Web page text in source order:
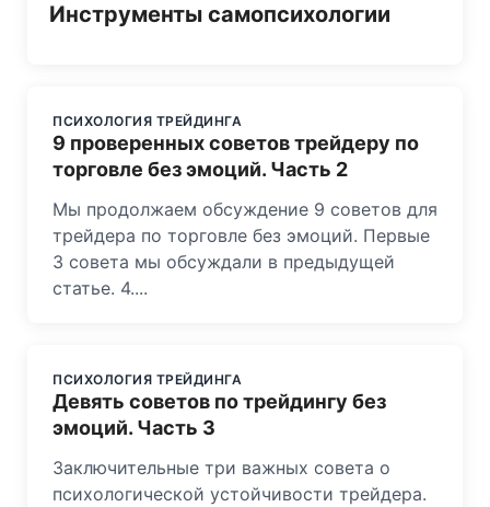
Инструменты самопсихологии
ПСИХОЛОГИЯ ТРЕЙДИНГА
9 проверенных советов трейдеру по
торговле без эмоций. Часть 2
Мы продолжаем обсуждение 9 советов для
трейдера по торговле без эмоций. Первые
3 совета мы обсуждали в предыдущей
статье. 4....
ПСИХОЛОГИЯ ТРЕЙДИНГА
Девять советов по трейдингу без
эмоций. Часть 3
Заключительные три важных совета о
психологической устойчивости трейдера.